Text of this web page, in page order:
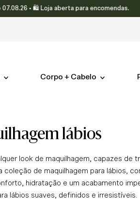
• 🛍️ Loja aberta para encomendas.
Corpo + Cabelo
lábios
look de maquilhagem, capazes de
coleção de maquilhagem para lábios,
hidratação e um acabamento
lábios suaves, definidos e irresistíveis.